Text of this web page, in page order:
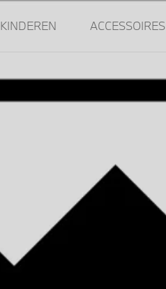
KINDEREN ACCESSOIRES